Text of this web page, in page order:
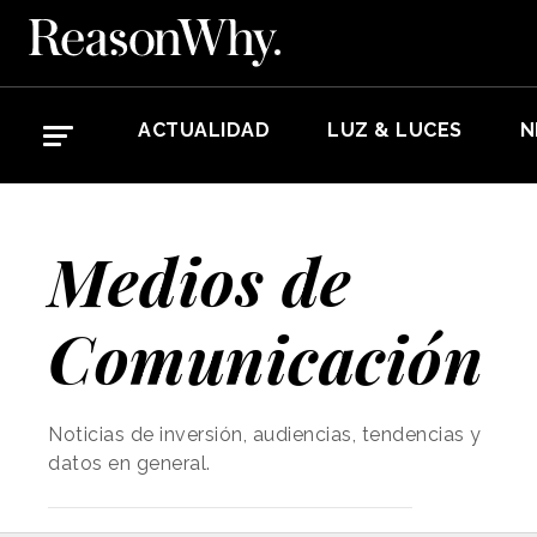
ACTUALIDAD LUZ & LUCES
Medios de
Comunicación
Noticias de inversión, audiencias, tendencias y
datos en general.